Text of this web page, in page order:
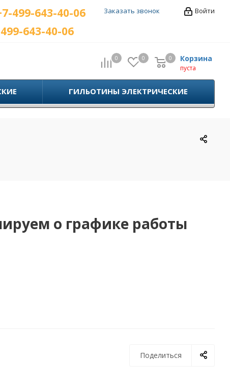
Войти
499-643-40-06
643-40-06
Заказать звонок
0 0 Корзина
0
пуста
0
ГИЛЬОТИНЫ ЭЛЕКТРИЧЕСКИЕ
о графике работы
Поделиться